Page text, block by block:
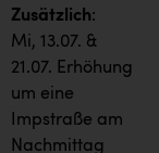
Zusätzlich:
Mi, 13.07. &
21.07. Erhöhung
um eine
Impstraße am
Nachmittag